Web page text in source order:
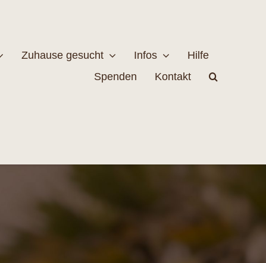
Naturschutz
Zuhause gesucht Infos
Hilfe
Spenden
Kontakt